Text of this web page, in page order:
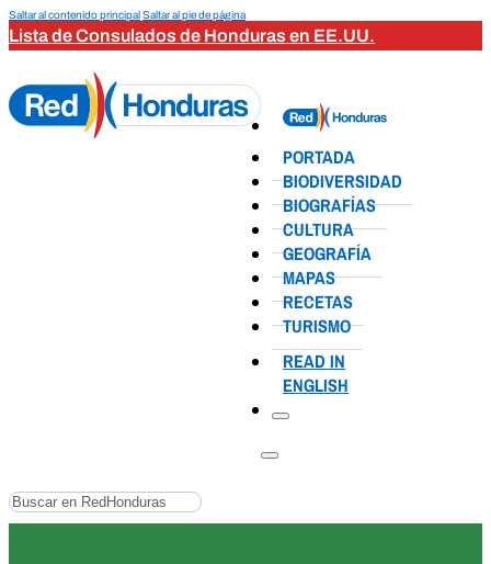
Saltar al contenido principalSaltar al pie de página
Lista de Consulados de Honduras en EE.UU.
PORTADA
BIODIVERSIDAD
BIOGRAFÍAS
CULTURA
GEOGRAFÍA
MAPAS
RECETAS
TURISMO
READ IN
ENGLISH
Buscar